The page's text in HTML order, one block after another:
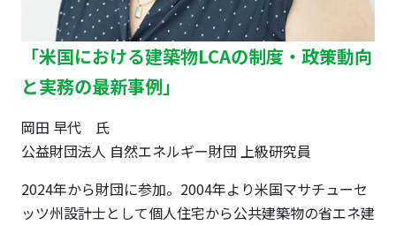
「米国における建築物LCAの制度・政策動向
と実務の最新事例」
岡田 早代 氏
公益財団法人 自然エネルギー財団 上級研究員
2024年から財団に参加。2004年より米国マサチューセ
ッツ州設計士として個人住宅から公共建築物の省エネ建